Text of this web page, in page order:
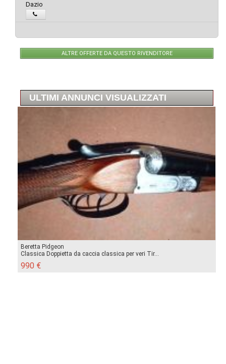
Dazio
ALTRE OFFERTE DA QUESTO RIVENDITORE
ULTIMI ANNUNCI VISUALIZZATI
Beretta Pidgeon
Classica Doppietta da caccia classica per veri Tir...
990 €